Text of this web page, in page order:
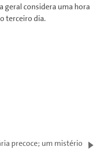
geral considera uma hora
terceiro dia.
precoce; um mistério